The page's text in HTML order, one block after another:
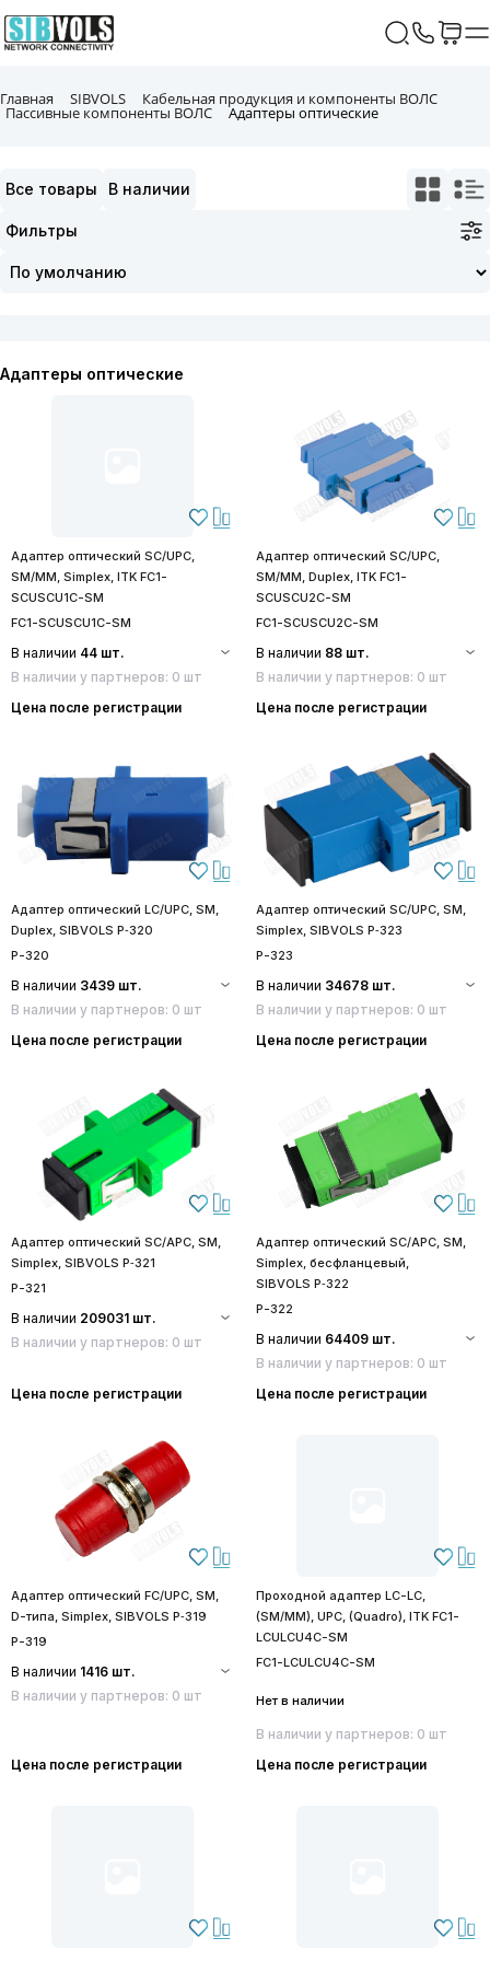
Главная SIBVOLS Кабельная продукция и компоненты ВОЛС
Пассивные компоненты ВОЛС Адаптеры оптические
Все товары В наличии
Фильтры
Адаптеры оптические
Адаптер оптический SC/UPC,
SM/MM, Simplex, ITK FC1-
SCUSCU1C-SM
FC1-SCUSCU1C-SM
В наличии 44 шт.
В наличии у партнеров: 0 шт
Цена после регистрации
Адаптер оптический SC/UPC,
SM/MM, Duplex, ITK FC1-
SCUSCU2C-SM
FC1-SCUSCU2C-SM
В наличии 88 шт.
В наличии у партнеров: 0 шт
Цена после регистрации
Адаптер оптический LC/UPC, SM,
Duplex, SIBVOLS P‑320
P-320
В наличии 3439 шт.
В наличии у партнеров: 0 шт
Цена после регистрации
Адаптер оптический SC/UPC, SM,
Simplex, SIBVOLS P‑323
P-323
В наличии 34678 шт.
В наличии у партнеров: 0 шт
Цена после регистрации
Адаптер оптический SC/APC, SM,
Simplex, SIBVOLS P‑321
P-321
В наличии 209031 шт.
В наличии у партнеров: 0 шт
Цена после регистрации
Адаптер оптический SC/APC, SM,
Simplex, бесфланцевый,
SIBVOLS P‑322
P-322
В наличии 64409 шт.
В наличии у партнеров: 0 шт
Цена после регистрации
Адаптер оптический FC/UPC, SM,
D-типа, Simplex, SIBVOLS P‑319
P-319
В наличии 1416 шт.
В наличии у партнеров: 0 шт
Цена после регистрации
Проходной адаптер LC-LC,
(SM/MM), UPC, (Quadro), ITK FC1-
LCULCU4C-SM
FC1-LCULCU4C-SM
Нет в наличии
В наличии у партнеров: 0 шт
Цена после регистрации